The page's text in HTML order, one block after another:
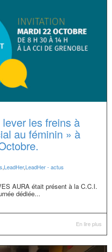
les freins à
au féminin » à
,LeadHer,LeadHer - actus
AURA était présent à la C.C.I.
dédiée...
En lire plus